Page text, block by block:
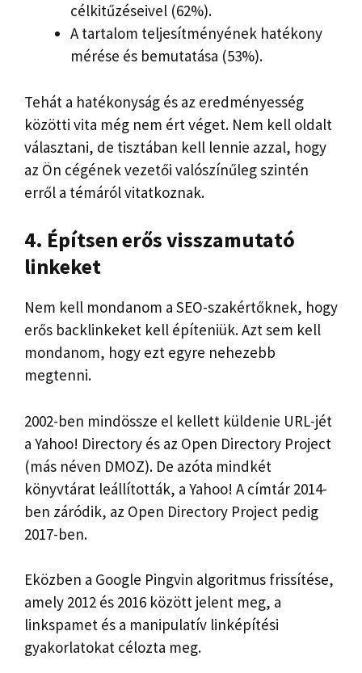
célkitűzéseivel (62%).
A tartalom teljesítményének hatékony
mérése és bemutatása (53%).
Tehát a hatékonyság és az eredményesség
közötti vita még nem ért véget. Nem kell oldalt
választani, de tisztában kell lennie azzal, hogy
az Ön cégének vezetői valószínűleg szintén
erről a témáról vitatkoznak.
4. Építsen erős visszamutató
linkeket
Nem kell mondanom a SEO-szakértőknek, hogy
erős backlinkeket kell építeniük. Azt sem kell
mondanom, hogy ezt egyre nehezebb
megtenni.
2002-ben mindössze el kellett küldenie URL-jét
a Yahoo! Directory és az Open Directory Project
(más néven DMOZ). De azóta mindkét
könyvtárat leállították, a Yahoo! A címtár 2014-
ben záródik, az Open Directory Project pedig
2017-ben.
Eközben a Google Pingvin algoritmus frissítése,
amely 2012 és 2016 között jelent meg, a
linkspamet és a manipulatív linképítési
gyakorlatokat célozta meg.